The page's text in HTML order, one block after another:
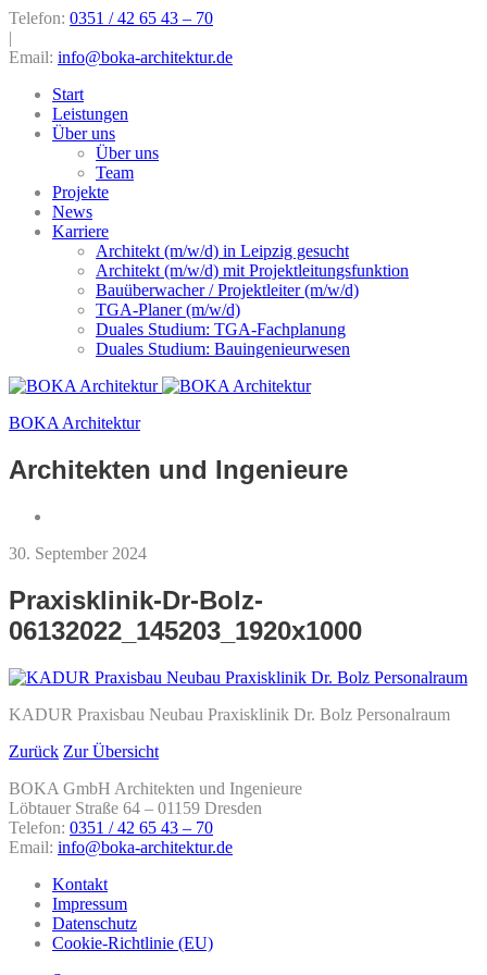
Telefon: 0351 / 42 65 43 – 70
|
Email: info@boka-architektur.de
Start
Leistungen
Über uns
Über uns
Team
Projekte
News
Karriere
Architekt (m/w/d) in Leipzig gesucht
Architekt (m/w/d) mit Projektleitungsfunktion
Bauüberwacher / Projektleiter (m/w/d)
TGA-Planer (m/w/d)
Duales Studium: TGA-Fachplanung
Duales Studium: Bauingenieurwesen
BOKA Architektur
Architekten und Ingenieure
30. September 2024
Praxisklinik-Dr-Bolz-
06132022_145203_1920x1000
KADUR Praxisbau Neubau Praxisklinik Dr. Bolz Personalraum
Zurück Zur Übersicht
BOKA GmbH Architekten und Ingenieure
Löbtauer Straße 64 – 01159 Dresden
Telefon: 0351 / 42 65 43 – 70
Email: info@boka-architektur.de
Kontakt
Impressum
Datenschutz
Cookie-Richtlinie (EU)